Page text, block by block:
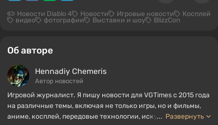
Новости Diablo 4 Новости Игровые новости Косплей
видео фотографии Выставки и шоу BlizzCon
Об авторе
Hennadiy Chemеris
Автор новостей
Игровой журналист. Я пишу новости для VGTimes с 2015 года
на различные темы, включая не только игры, но и фильмы,
аниме, косплей, передовые технологии, искусственный
... Развернуть